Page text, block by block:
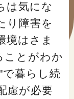
は気にな
り障害を
境はさま
ことがわか
暮らし続
慮が必要